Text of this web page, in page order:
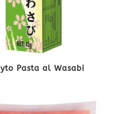
Pasta al Wasabi